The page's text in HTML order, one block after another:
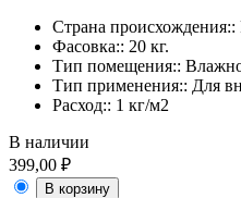
Страна происхождения::
Фасовка:: 20 кг.
Тип помещения::
Тип применения:: Для
Расход:: 1 кг/м2
В наличии
399,00 ₽
В корзину